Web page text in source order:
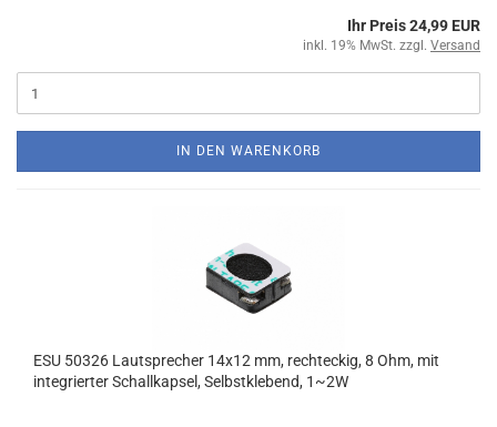
Ihr Preis 24,99 EUR
inkl. 19% MwSt. zzgl. Versand
IN DEN WARENKORB
ESU 50326 Lautsprecher 14x12 mm, rechteckig, 8 Ohm, mit
integrierter Schallkapsel, Selbstklebend, 1~2W